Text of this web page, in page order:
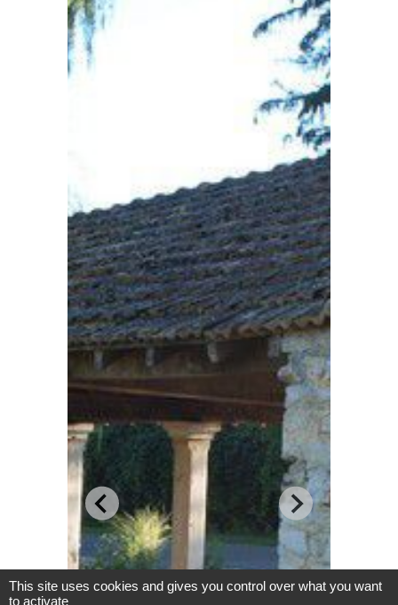
This site uses cookies and gives you control over what you want
to activate